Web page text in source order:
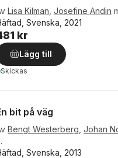
Lisa Kilman Josefine Andin
Svenska, 2021
kr
Lägg till
Skickas
bit på väg
Bengt Westerberg Johan
Svenska, 2013